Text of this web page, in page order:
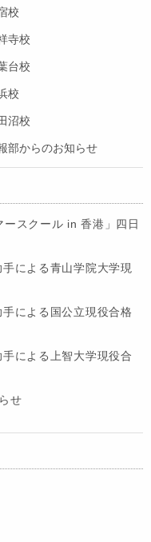
校
寺校
台校
校
沼校
部からのお知らせ
ースクール in 香港」四日
による青山学院大学現
による国公立現役合格
による上智大学現役合
せ